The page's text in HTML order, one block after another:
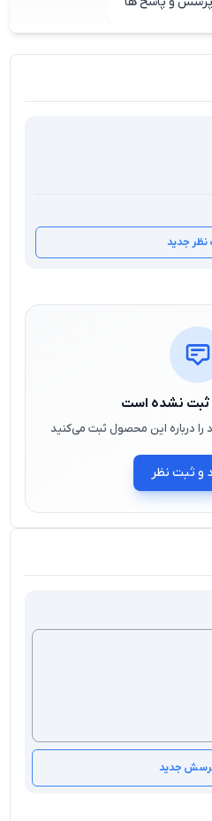
نظر جدید
ثبت نشده است
را درباره این محصول ثبت می‌کنید
و ثبت نظر
جدید